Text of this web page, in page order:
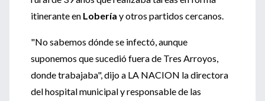
itinerante en Lobería y otros partidos cercanos.
"No sabemos dónde se infectó, aunque
suponemos que sucedió fuera de Tres Arroyos,
donde trabajaba", dijo a LA NACION la directora
del hospital municipal y responsable de las